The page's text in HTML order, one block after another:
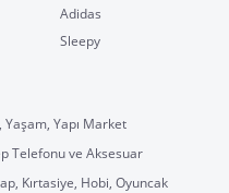
Adidas
Sleepy
Yaşam, Yapı Market
Telefonu ve Aksesuar
Kırtasiye, Hobi, Oyuncak